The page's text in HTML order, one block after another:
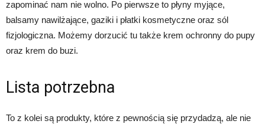
zapominać nam nie wolno. Po pierwsze to płyny myjące,
balsamy nawilżające, gaziki i płatki kosmetyczne oraz sól
fizjologiczna. Możemy dorzucić tu także krem ochronny do pupy
oraz krem do buzi.
Lista potrzebna
To z kolei są produkty, które z pewnością się przydadzą, ale nie